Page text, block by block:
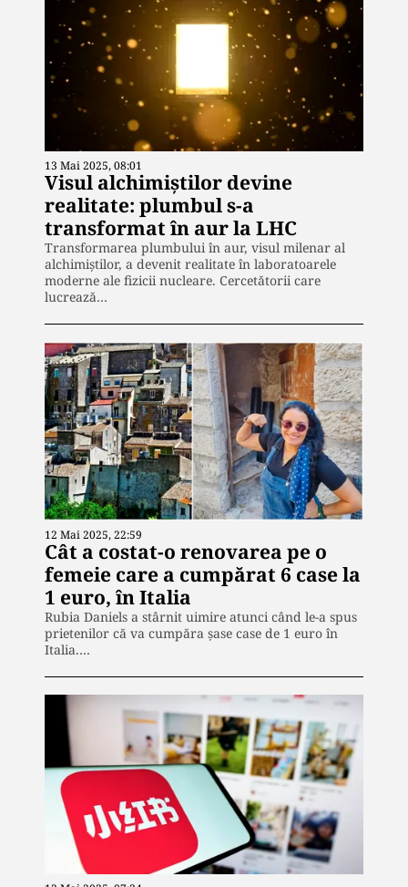
13 Mai 2025, 08:01
Visul alchimiștilor devine
realitate: plumbul s-a
transformat în aur la LHC
Transformarea plumbului în aur, visul milenar al
alchimiștilor, a devenit realitate în laboratoarele
moderne ale fizicii nucleare. Cercetătorii care
lucrează…
12 Mai 2025, 22:59
Cât a costat-o renovarea pe o
femeie care a cumpărat 6 case la
1 euro, în Italia
Rubia Daniels a stârnit uimire atunci când le-a spus
prietenilor că va cumpăra șase case de 1 euro în
Italia.…